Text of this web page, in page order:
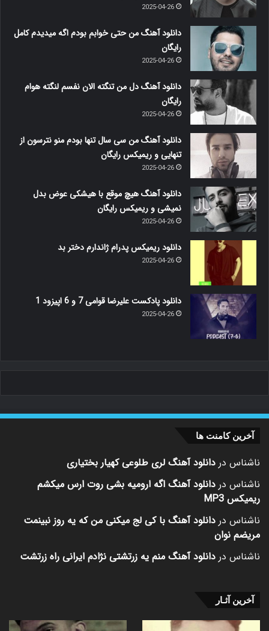
2025-04-26
دانلود آهنگ من حتی خوابم بودم اگه میدیدم کامل
رایگان
2025-04-26
دانلود آهنگ دل من تنگته الان نفسم لنگته هوام
رایگان
2025-04-26
دانلود آهنگ من سی سال تنها بودم منو نترسون از
تنهایی و ریمیکس رایگان
2025-04-26
دانلود آهنگ هیچ موقع با هیشکی عوض بدل
نمیشی و ریمیکس رایگان
2025-04-26
دانلود ریمیکس پدرام ژاندارم دختر بد
2025-04-26
دانلود پادکست علیرضا قوامی 7 و 6 اپیزود 1
2025-04-26
آخرین کامنت ها
ناشناس در دانلود آهنگ لری طلوعی کهیار بختیاری
ناشناس در دانلود آهنگ اگه ارومیه بشی روت ارس میکشم
ریمیکس MP3
ناشناس در دانلود آهنگ با کی لج میکنی من که یه روز نبینمت
مریضم نوان
ناشناس در دانلود آهنگ منم یه زرتشتی نژادم ایرانی راه زرتشت
آخرین آثـار